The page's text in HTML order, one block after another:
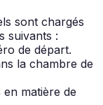
sont chargés
suivants :
de départ.
la chambre de
matière de